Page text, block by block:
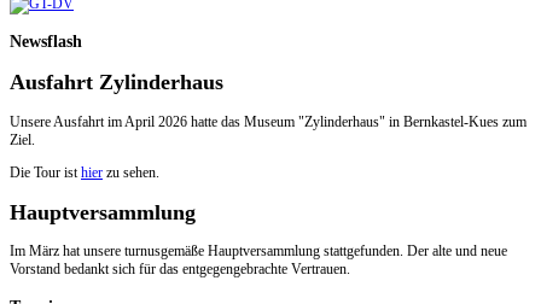
Newsflash
Ausfahrt Zylinderhaus
Unsere Ausfahrt im April 2026 hatte das Museum "Zylinderhaus" in Bernkastel-Kues zum
Ziel.
Die Tour ist hier zu sehen.
Hauptversammlung
Im März hat unsere turnusgemäße Hauptversammlung stattgefunden. Der alte und neue
Vorstand bedankt sich für das entgegengebrachte Vertrauen.